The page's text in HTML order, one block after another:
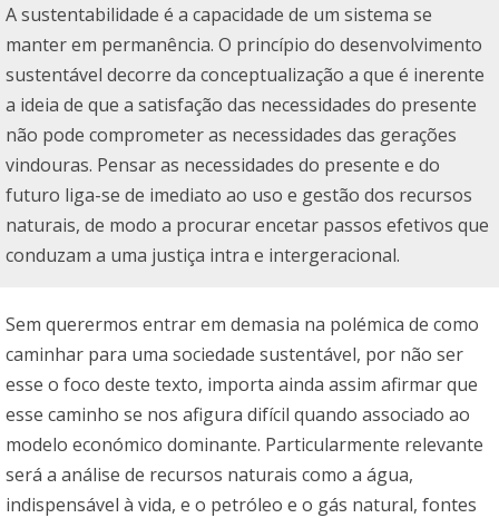
A sustentabilidade é a capacidade de um sistema se
manter em permanência. O princípio do desenvolvimento
sustentável decorre da conceptualização a que é inerente
a ideia de que a satisfação das necessidades do presente
não pode comprometer as necessidades das gerações
vindouras. Pensar as necessidades do presente e do
futuro liga-se de imediato ao uso e gestão dos recursos
naturais, de modo a procurar encetar passos efetivos que
conduzam a uma justiça intra e intergeracional.
Sem querermos entrar em demasia na polémica de como
caminhar para uma sociedade sustentável, por não ser
esse o foco deste texto, importa ainda assim afirmar que
esse caminho se nos afigura difícil quando associado ao
modelo económico dominante. Particularmente relevante
será a análise de recursos naturais como a água,
indispensável à vida, e o petróleo e o gás natural, fontes